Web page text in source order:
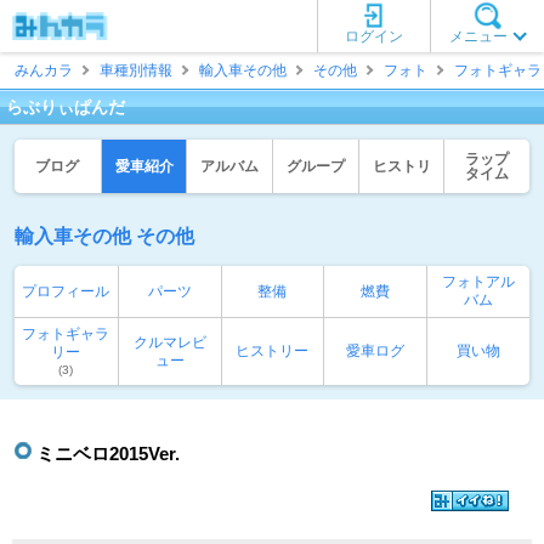
メニュー
ログイン
みんカラ
車種別情報 輸入車その他 その他 フォト フォトギャ
らぶりぃぱんだ
ブログ 愛車紹介 アルバム グループ ヒストリ
ラップ
タイム
輸入車その他 その他
プロフィール パーツ 整備 燃費
フォトアル
バム
フォトギャラ
リー
(3)
クルマレビ
ュー
ヒストリー 愛車ログ 買い物
ミニベロ2015Ver.